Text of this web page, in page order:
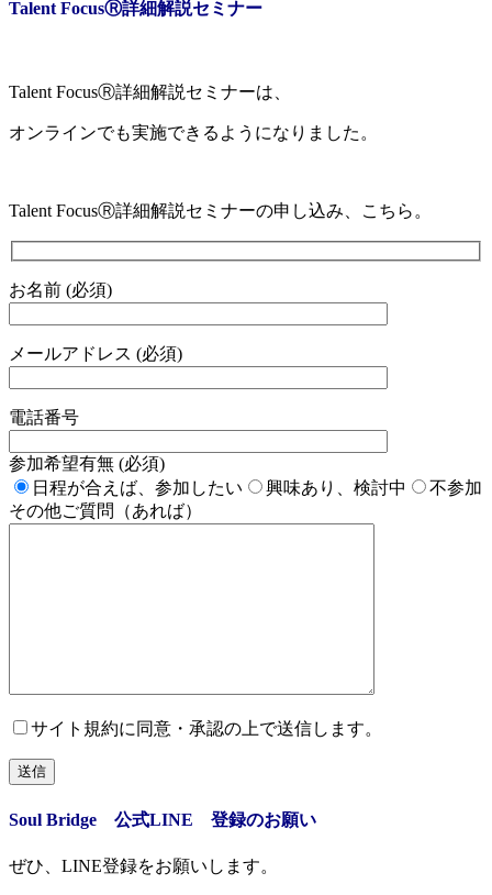
Talent FocusⓇ詳細解説セミナー
Talent FocusⓇ詳細解説セミナーは、
オンラインでも実施できるようになりました。
Talent FocusⓇ詳細解説セミナーの申し込み、こちら。
お名前 (必須)
メールアドレス (必須)
電話番号
参加希望有無 (必須)
日程が合えば、参加したい
興味あり、検討中
不参加
その他ご質問（あれば）
サイト規約に同意・承認の上で送信します。
Soul Bridge 公式LINE 登録のお願い
ぜひ、LINE登録をお願いします。